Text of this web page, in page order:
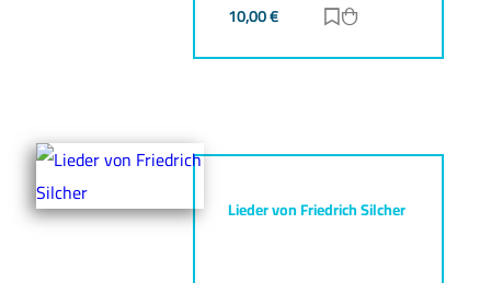
10,00€ Zur Merkliste
Lieder von Friedrich Silcher